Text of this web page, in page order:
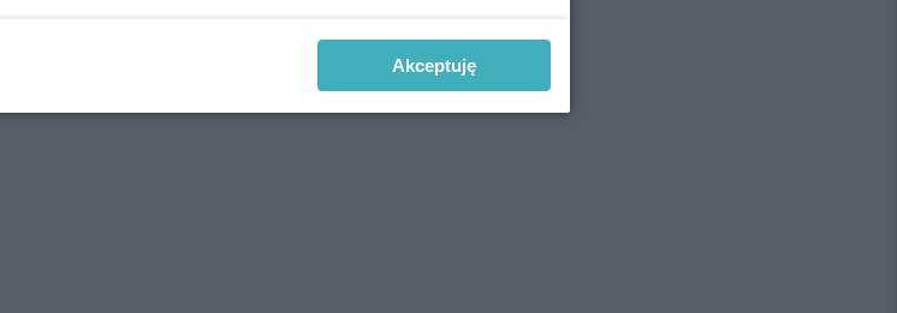
Akceptuję